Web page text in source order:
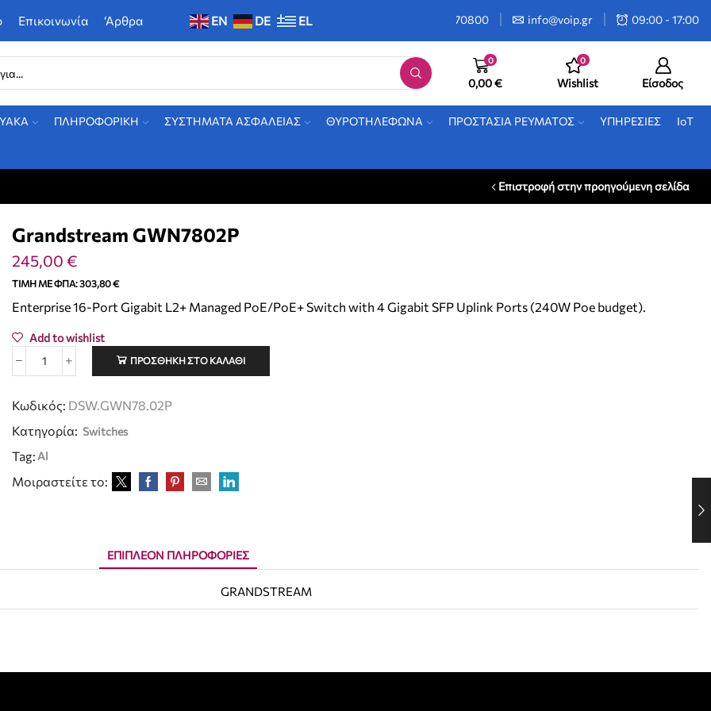
Επικοινωνία ‘Αρθρα EN DE EL 2106470800 info@voip.gr 09:00 - 17:00
0
0,00€
0
Wishlist Είσοδος
ΠΛΗΡΟΦΟΡΙΚΗ ΣΥΣΤΗΜΑΤΑ ΑΣΦΑΛΕΙΑΣ ΘΥΡΟΤΗΛΕΦΩΝΑ ΠΡΟΣΤΑΣΙΑ ΡΕΥΜΑΤΟΣ ΥΠΗΡΕΣΙΕΣ IoT
Επιστροφή στην προηγούμενη σελίδα
Grandstream GWN7802P
245,00 €
ΤΙΜΉ ΜΕ ΦΠΑ:303,80€
Enterprise 16-Port Gigabit L2+ Managed PoE/PoE+ Switch with 4 Gigabit SFP Uplink Ports (240W Poe budget).
Add to wishlist
ΠΡΟΣΘΉΚΗ ΣΤΟ ΚΑΛΆΘΙ
Κωδικός: DSW.GWN78.02P
Κατηγορία: Switches
Tag: Al
Μοιραστείτε το:
ΕΠΙΠΛΈΟΝ ΠΛΗΡΟΦΟΡΊΕΣ
GRANDSTREAM